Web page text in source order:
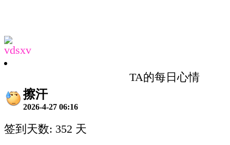
vdsxv
TA的每日心情
擦汗
2026-4-27 06:16
签到天数: 352 天